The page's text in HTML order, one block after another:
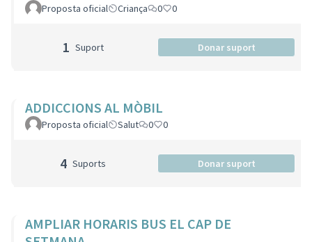
Proposta oficial Criança 0 0
1 Suport Donar suport
ADDICCIONS AL MÒBIL
Proposta oficial Salut 0 0
4 Suports Donar suport
AMPLIAR HORARIS BUS EL CAP DE